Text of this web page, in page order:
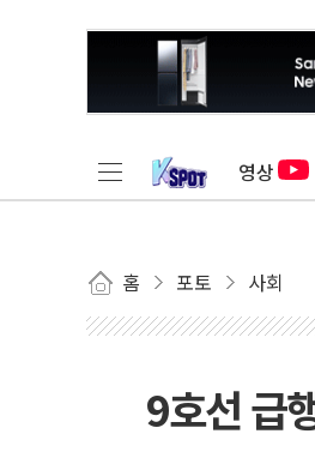
영상
홈 포토 사회
9호선 급